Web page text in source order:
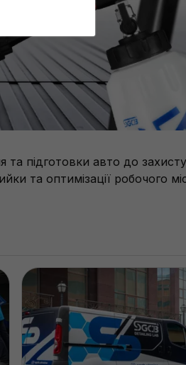
підготовки авто до
та оптимізації робочого